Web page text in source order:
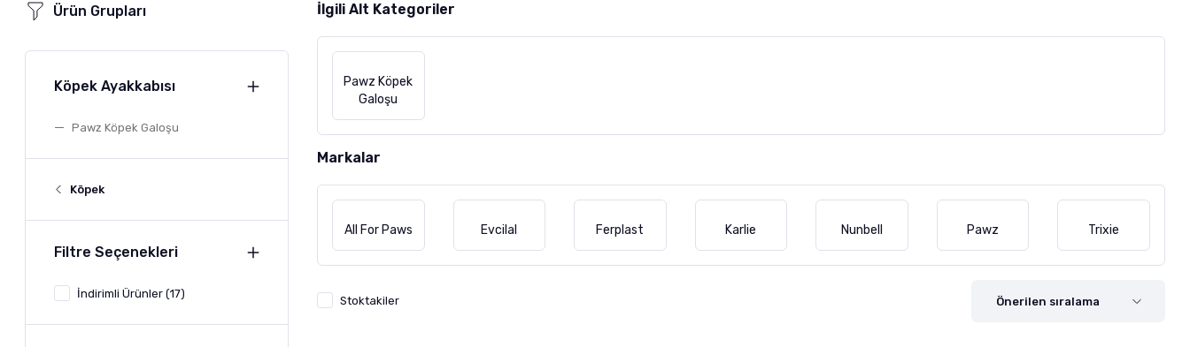
Ürün Grupları
Köpek Ayakkabısı
Pawz Köpek Galoşu
Köpek
Filtre Seçenekleri
İndirimli Ürünler (17)
İlgili Alt Kategoriler
Pawz Köpek
Galoşu
Markalar
All For Paws Evcilal Ferplast Karlie Nunbell Pawz Trixie
Stoktakiler